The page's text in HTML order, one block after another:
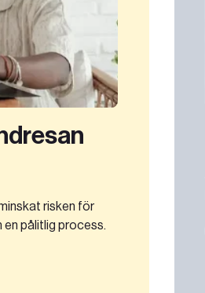
risken för
pålitlig process.